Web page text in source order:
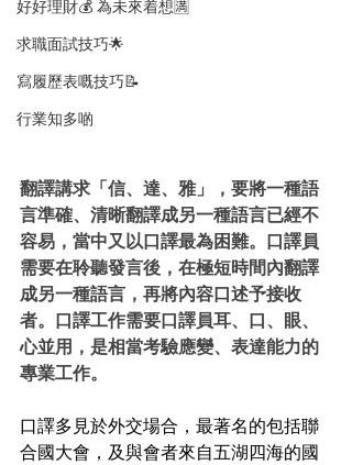
好好理財💰 為未來着想🈵
求職面試技巧🌟
寫履歷表嘅技巧📝
行業知多啲
翻譯講求「信、達、雅」，要將一種語
言準確、清晰翻譯成另一種語言已經不
容易，當中又以口譯最為困難。口譯員
需要在聆聽發言後，在極短時間內翻譯
成另一種語言，再將內容口述予接收
者。口譯工作需要口譯員耳、口、眼、
心並用，是相當考驗應變、表達能力的
專業工作。
口譯多見於外交場合，最著名的包括聯
合國大會，及與會者來自五湖四海的國